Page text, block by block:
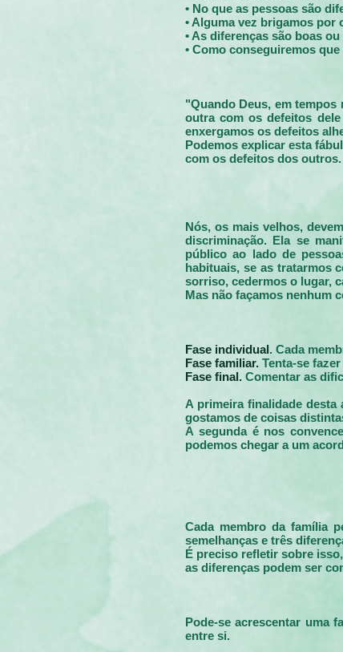
• No que as pessoas são
• Alguma vez brigamos por
• As diferenças são boas ou
• Como conseguiremos
"Quando Deus, em
outra com os defeitos
enxergamos os defeitos
Podemos explicar esta
com os defeitos dos outros.
Nós, os mais velhos,
discriminação. Ela se
público ao lado de
habituais, se as tratarmos
sorriso, cedermos o lugar,
Mas não façamos nenhum
Fase individual. Cada
Fase familiar. Tenta-se
Fase final. Comentar as
A primeira finalidade
gostamos de coisas
A segunda é nos
podemos chegar a um
Cada membro da família
semelhanças e três
É preciso refletir sobre
as diferenças podem ser
Pode-se acrescentar uma
entre si.